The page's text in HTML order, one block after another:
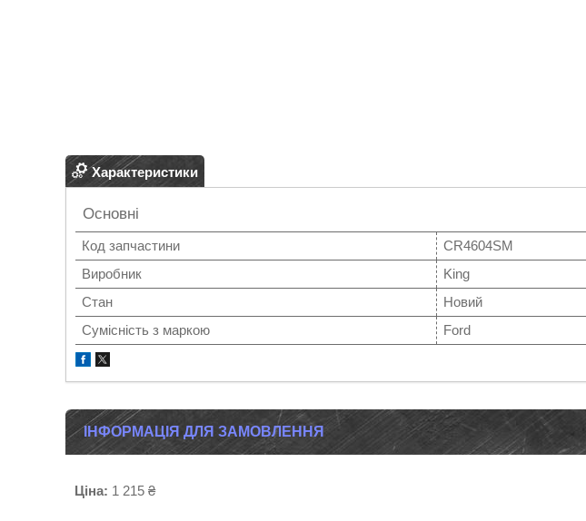
Характеристики
Основні
Код запчастини
CR4604SM
Виробник
King
Стан
Новий
Сумісність з маркою
Ford
ІНФОРМАЦІЯ ДЛЯ ЗАМОВЛЕННЯ
Ціна: 1 215 ₴